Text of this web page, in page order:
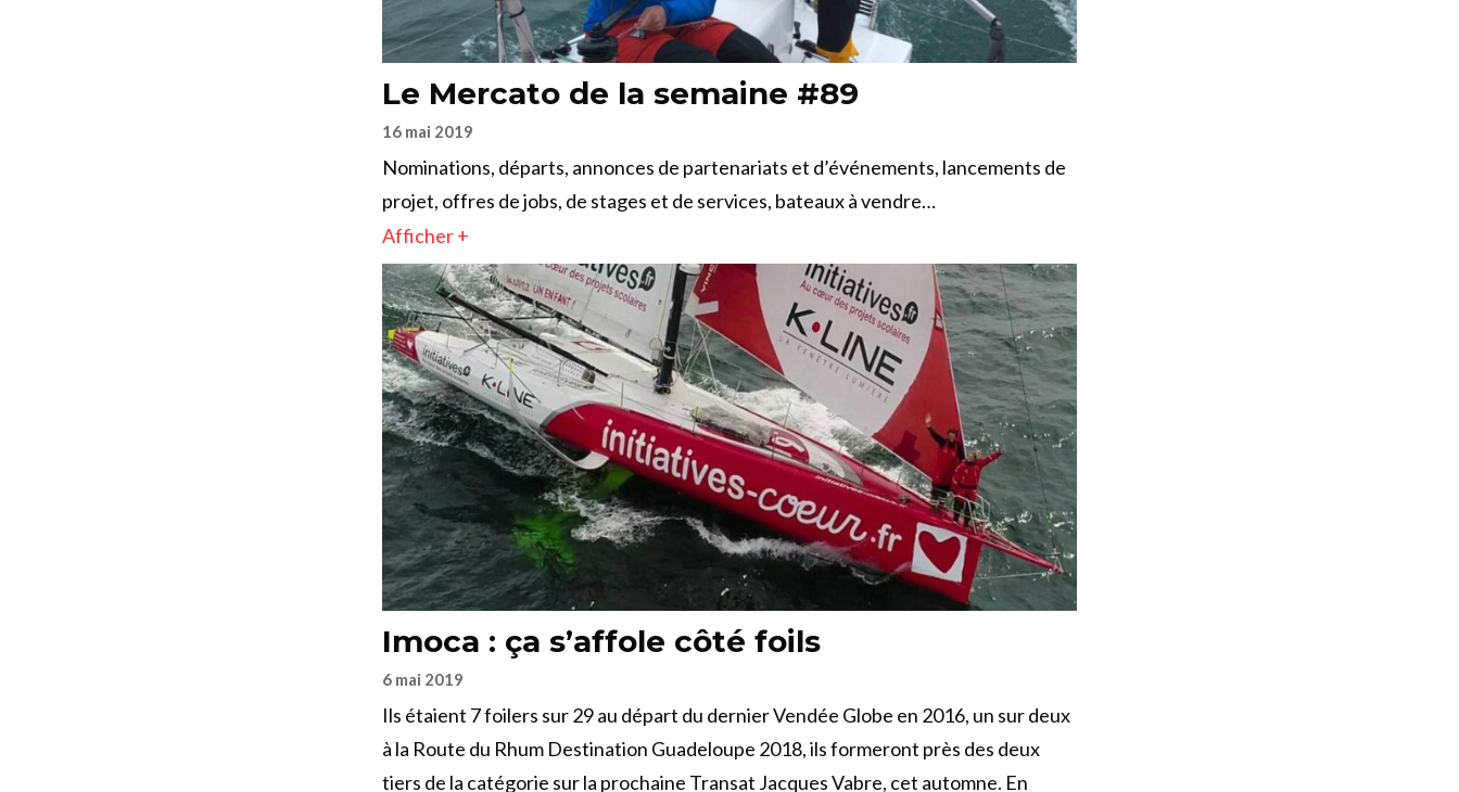
Le Mercato de la semaine #89
16 mai 2019
Nominations, départs, annonces de partenariats et d’événements, lancements de
projet, offres de jobs, de stages et de services, bateaux à vendre…
Afficher +
Imoca : ça s’affole côté foils
6 mai 2019
Ils étaient 7 foilers sur 29 au départ du dernier Vendée Globe en 2016, un sur deux
à la Route du Rhum Destination Guadeloupe 2018, ils formeront près des deux
tiers de la catégorie sur la prochaine Transat Jacques Vabre, cet automne. En